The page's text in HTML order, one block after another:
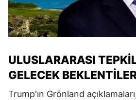
ULUSLARARASI
GELECEK
Trump'ın Grönland